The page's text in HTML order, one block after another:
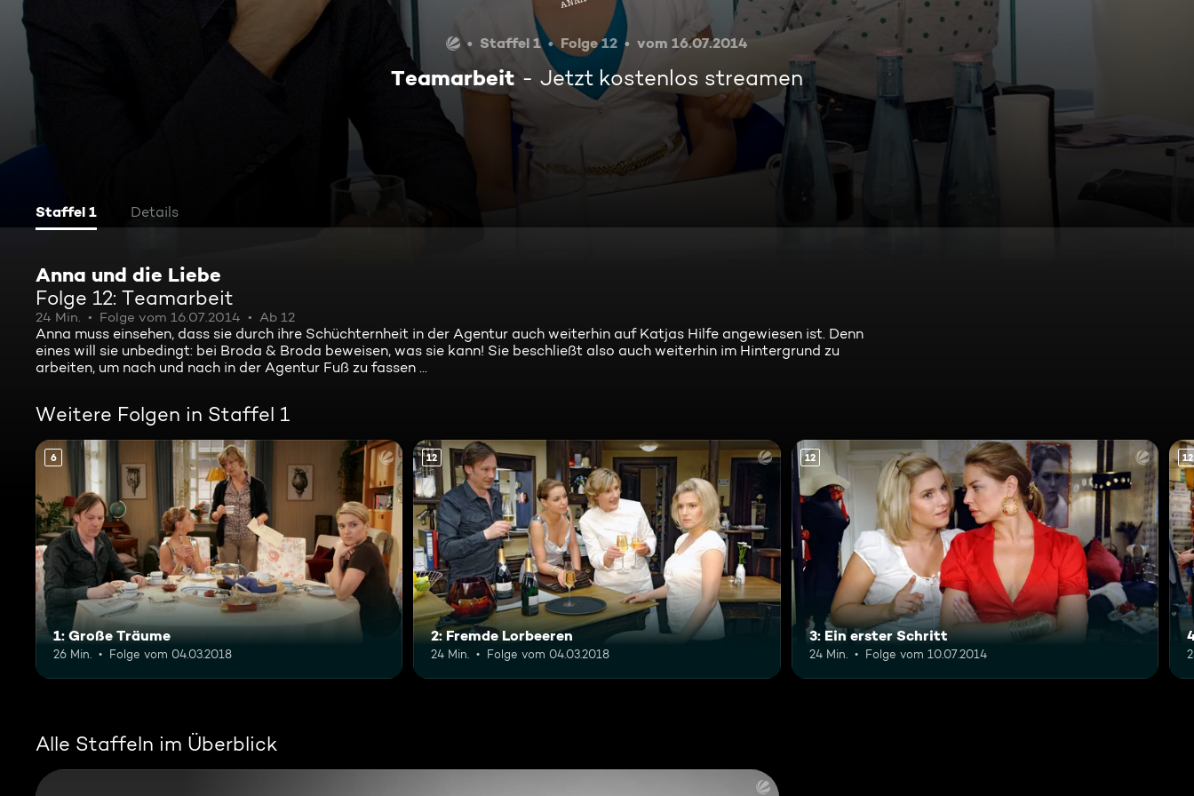
Staffel 1 Folge 12 vom 16.07.2014
Teamarbeit Jetzt kostenlos streamen
Staffel 1 Details
Anna und die Liebe
Folge 12: Teamarbeit
24 Min. Folge vom 16.07.2014 Ab 12
Anna muss einsehen, dass sie durch ihre Schüchternheit in der Agentur auch weiterhin auf Katjas Hilfe angewiesen ist. Denn
eines will sie unbedingt: bei Broda & Broda beweisen, was sie kann! Sie beschließt also auch weiterhin im Hintergrund zu
arbeiten, um nach und nach in der Agentur Fuß zu fassen ...
Weitere Folgen in Staffel 1
6
1: Große Träume
26 Min. Folge vom 04.03.2018
12
2: Fremde Lorbeeren
24 Min. Folge vom 04.03.2018
12
3: Ein erster Schritt
24 Min. Folge vom 10.07.2014
12
Alle Staffeln im Überblick